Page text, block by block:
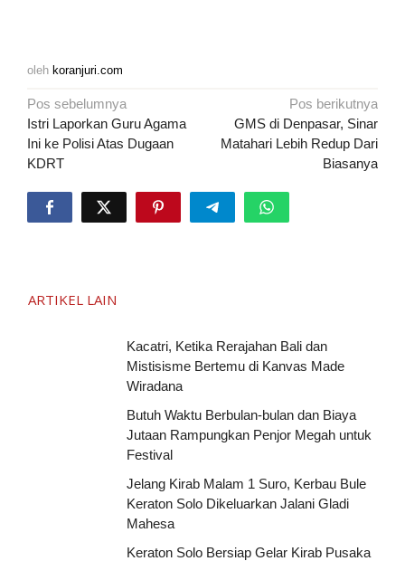
oleh koranjuri.com
Navigasi
pos
Pos sebelumnya
Istri Laporkan Guru Agama
Ini ke Polisi Atas Dugaan
KDRT
Pos berikutnya
GMS di Denpasar, Sinar
Matahari Lebih Redup Dari
Biasanya
ARTIKEL LAIN
Kacatri, Ketika Rerajahan Bali dan
Mistisisme Bertemu di Kanvas Made
Wiradana
Butuh Waktu Berbulan-bulan dan Biaya
Jutaan Rampungkan Penjor Megah untuk
Festival
Jelang Kirab Malam 1 Suro, Kerbau Bule
Keraton Solo Dikeluarkan Jalani Gladi
Mahesa
Keraton Solo Bersiap Gelar Kirab Pusaka